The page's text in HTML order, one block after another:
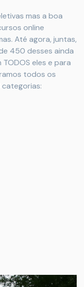
mas a boa
online
Até agora, juntas,
450 desses ainda
eles e para
todos os
categorias: